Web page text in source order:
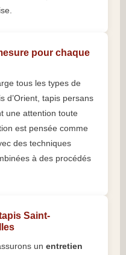
pour chaque
tous les types de
d’Orient, tapis persans
une attention toute
est pensée comme
des techniques
à des procédés
Saint-
un entretien